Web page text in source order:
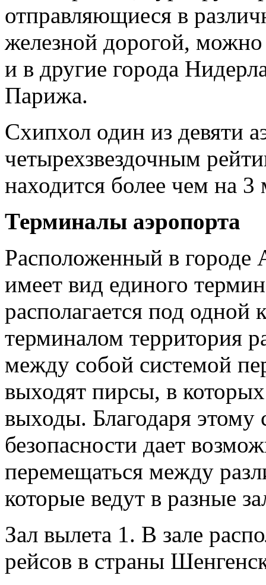
отправляющиеся в
железной дорогой, можно
и в другие города
Парижа.
Схипхол один из девяти
четырехзвездочным
находится более чем на
Терминалы аэропорта
Расположенный в городе
имеет вид единого
располагается под
терминалом территория
между собой системой
выходят пирсы, в
выходы. Благодаря
безопасности дает
перемещаться между
которые ведут в разные
Зал вылета 1. В зале
рейсов в страны